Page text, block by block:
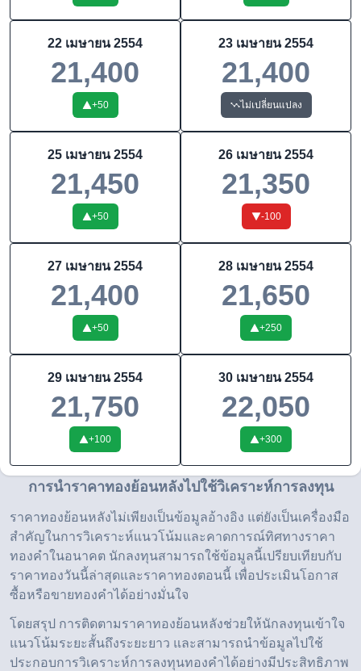
22 เมษายน 2554
21,400
+50
23 เมษายน 2554
21,400
ไม่เปลี่ยนแปลง
25 เมษายน 2554
21,450
+50
26 เมษายน 2554
21,350
-100
27 เมษายน 2554
21,400
+50
28 เมษายน 2554
21,650
+250
29 เมษายน 2554
21,750
+100
30 เมษายน 2554
22,050
+300
การนำราคาทองย้อนหลังไปใช้วิเคราะห์การลงทุน
ราคาทองย้อนหลังไม่เพียงเป็นข้อมูลอ้างอิง แต่ยังเป็นเครื่องมือ
สำคัญในการวิเคราะห์แนวโน้มและคาดการณ์ทิศทางราคา
ทองคำในอนาคต นักลงทุนสามารถใช้ข้อมูลนี้เปรียบเทียบกับ
ราคาทองวันนี้ล่าสุดและราคาทองตอนนี้ เพื่อประเมินโอกาส
ซื้อหรือขายทองคำได้อย่างมั่นใจ
โดยสรุป การติดตามราคาทองย้อนหลังช่วยให้นักลงทุนเข้าใจ
แนวโน้มระยะสั้นถึงระยะยาว และสามารถนำข้อมูลไปใช้
ประกอบการวิเคราะห์การลงทุนทองคำได้อย่างมีประสิทธิภาพ